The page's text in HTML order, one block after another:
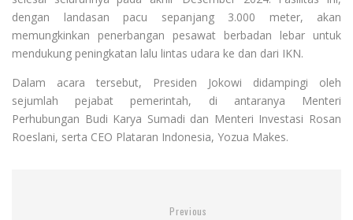
dengan landasan pacu sepanjang 3.000 meter, akan
memungkinkan penerbangan pesawat berbadan lebar untuk
mendukung peningkatan lalu lintas udara ke dan dari IKN.
Dalam acara tersebut, Presiden Jokowi didampingi oleh
sejumlah pejabat pemerintah, di antaranya Menteri
Perhubungan Budi Karya Sumadi dan Menteri Investasi Rosan
Roeslani, serta CEO Plataran Indonesia, Yozua Makes.
Previous